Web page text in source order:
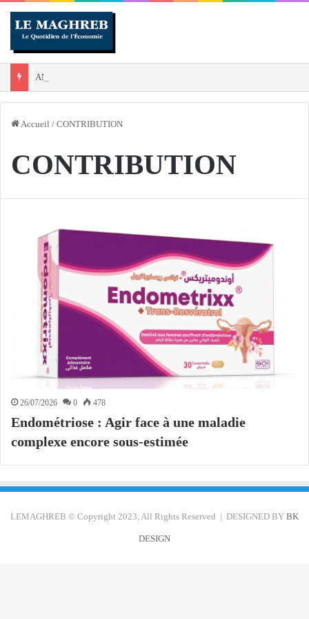
Accueil / CONTRIBUTION
CONTRIBUTION
26/07/2026 0 478
Endométriose : Agir face à une maladie
complexe encore sous-estimée
LEMAGHREB © Copyright 2023, All Rights Reserved | DESIGNED BY BK
DESIGN